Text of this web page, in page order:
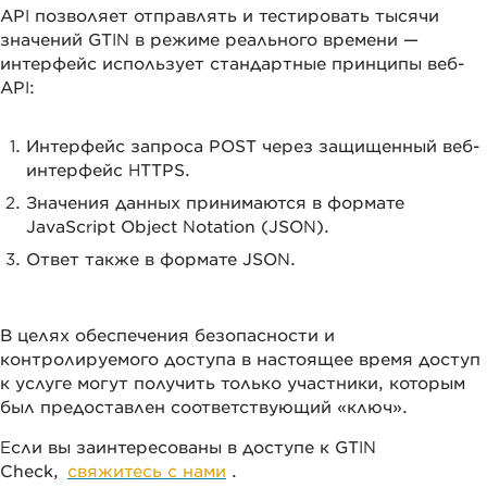
API позволяет отправлять и тестировать тысячи
значений GTIN в режиме реального времени —
интерфейс использует стандартные принципы веб-
API:
Интерфейс запроса POST через защищенный веб-
интерфейс HTTPS.
Значения данных принимаются в формате
JavaScript Object Notation (JSON).
Ответ также в формате JSON.
В целях обеспечения безопасности и
контролируемого доступа в настоящее время доступ
к услуге могут получить только участники, которым
был предоставлен соответствующий «ключ».
Если вы заинтересованы в доступе к GTIN
Check, свяжитесь с нами .